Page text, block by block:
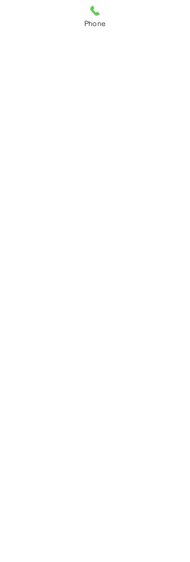
одной ноги. Эта боль может
варьироваться от легкой до острой,
Phone